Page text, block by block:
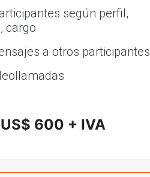
según perfil,
cargo
a otros participantes
US$ 600 + IVA